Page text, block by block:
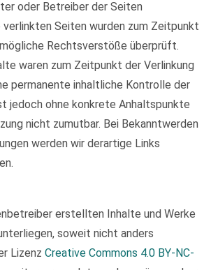
oder Betreiber der Seiten
Seiten wurden zum Zeitpunkt
Rechtsverstöße überprüft.
waren zum Zeitpunkt der Verlinkung
permanente inhaltliche Kontrolle der
jedoch ohne konkrete Anhaltspunkte
nicht zumutbar. Bei Bekanntwerden
werden wir derartige Links
erstellten Inhalte und Werke
soweit nicht anders
Lizenz Creative Commons 4.0 BY-NC-